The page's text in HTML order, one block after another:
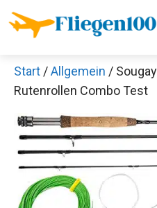
Zum
Inhalt
Start /Allgemein /
Rutenrollen Combo Test